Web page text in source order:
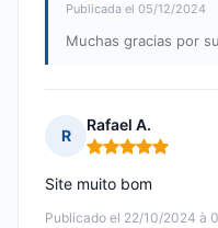
Publicada el 05/12/2024
Muchas gracias por
R
Rafael A.
Nota: 5 de 5
Publicado el 22/10/2024 à
Site muito bom